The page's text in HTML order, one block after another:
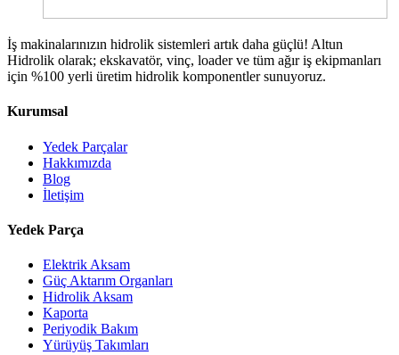
İş makinalarınızın hidrolik sistemleri artık daha güçlü! Altun
Hidrolik olarak; ekskavatör, vinç, loader ve tüm ağır iş ekipmanları
için %100 yerli üretim hidrolik komponentler sunuyoruz.
Kurumsal
Yedek Parçalar
Hakkımızda
Blog
İletişim
Yedek Parça
Elektrik Aksam
Güç Aktarım Organları
Hidrolik Aksam
Kaporta
Periyodik Bakım
Yürüyüş Takımları